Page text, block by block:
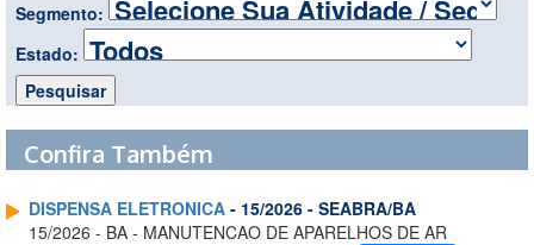
Segmento:
Estado:
Confira Também
DISPENSA ELETRONICA - 15/2026 - SEABRA/BA
15/2026 - BA - MANUTENCAO DE APARELHOS DE AR